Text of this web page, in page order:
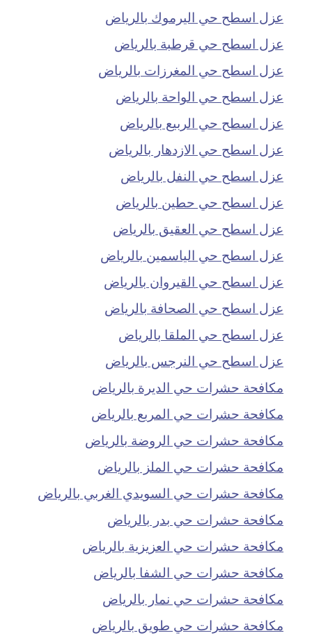
عزل اسطح حي اليرموك بالرياض
عزل اسطح حي قرطبة بالرياض
عزل اسطح حي المغرزات بالرياض
عزل اسطح حي الواحة بالرياض
عزل اسطح حي الربيع بالرياض
عزل اسطح حي الازدهار بالرياض
عزل اسطح حي النفل بالرياض
عزل اسطح حي حطين بالرياض
عزل اسطح حي العقيق بالرياض
عزل اسطح حي الياسمين بالرياض
عزل اسطح حي القيروان بالرياض
عزل اسطح حي الصحافة بالرياض
عزل اسطح حي الملقا بالرياض
عزل اسطح حي النرجس بالرياض
مكافحة حشرات حي الديرة بالرياض
مكافحة حشرات حي المربع بالرياض
مكافحة حشرات حي الروضة بالرياض
مكافحة حشرات حي الملز بالرياض
مكافحة حشرات حي السويدي الغربي بالرياض
مكافحة حشرات حي بدر بالرياض
مكافحة حشرات حي العزيزية بالرياض
مكافحة حشرات حي الشفا بالرياض
مكافحة حشرات حي نمار بالرياض
مكافحة حشرات حي طويق بالرياض